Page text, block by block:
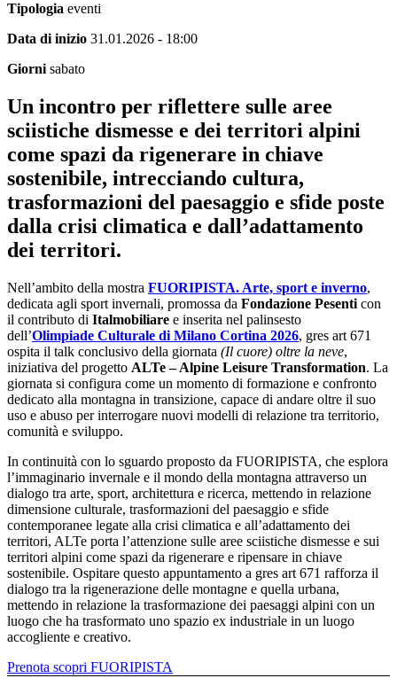
Tipologia eventi
Data di inizio 31.01.2026 - 18:00
Giorni sabato
Un incontro per riflettere sulle aree
sciistiche dismesse e dei territori alpini
come spazi da rigenerare in chiave
sostenibile, intrecciando cultura,
trasformazioni del paesaggio e sfide poste
dalla crisi climatica e dall’adattamento
dei territori.​
Nell’ambito della mostra FUORIPISTA. Arte, sport e inverno,
dedicata agli sport invernali, promossa da Fondazione Pesenti con
il contributo di Italmobiliare e inserita nel palinsesto
dell’Olimpiade Culturale di Milano Cortina 2026, gres art 671
ospita il talk conclusivo della giornata (Il cuore) oltre la neve,
iniziativa del progetto ALTe – Alpine Leisure Transformation. La
giornata si configura come un momento di formazione e confronto
dedicato alla montagna in transizione, capace di andare oltre il suo
uso e abuso per interrogare nuovi modelli di relazione tra territorio,
comunità e sviluppo.
In continuità con lo sguardo proposto da FUORIPISTA, che esplora
l’immaginario invernale e il mondo della montagna attraverso un
dialogo tra arte, sport, architettura e ricerca, mettendo in relazione
dimensione culturale, trasformazioni del paesaggio e sfide
contemporanee legate alla crisi climatica e all’adattamento dei
territori, ALTe porta l’attenzione sulle aree sciistiche dismesse e sui
territori alpini come spazi da rigenerare e ripensare in chiave
sostenibile. Ospitare questo appuntamento a gres art 671 rafforza il
dialogo tra la rigenerazione delle montagne e quella urbana,
mettendo in relazione la trasformazione dei paesaggi alpini con un
luogo che ha trasformato uno spazio ex industriale in un luogo
accogliente e creativo.
Prenota scopri FUORIPISTA